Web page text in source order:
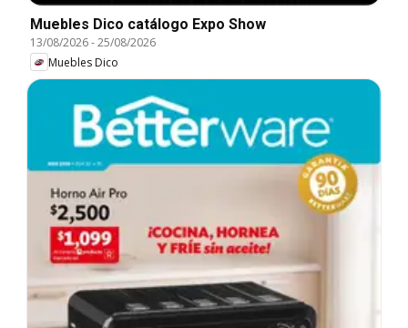
Muebles Dico catálogo Expo Show
13/08/2026-25/08/2026
Muebles Dico